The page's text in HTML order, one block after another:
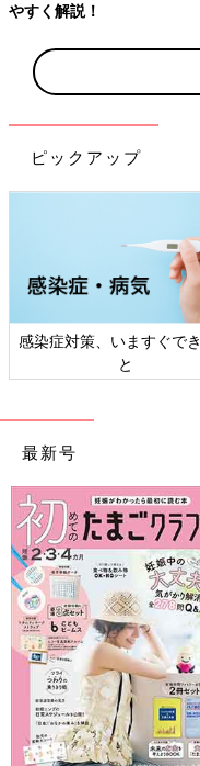
ピックアップ
しものときの」赤ちゃん・
家族の防災
最新号